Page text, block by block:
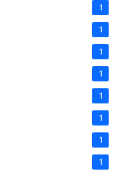
1
1
1
1
1
1
1
1